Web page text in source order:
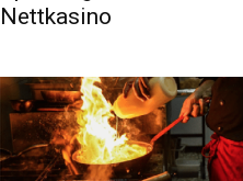
Nettkasino